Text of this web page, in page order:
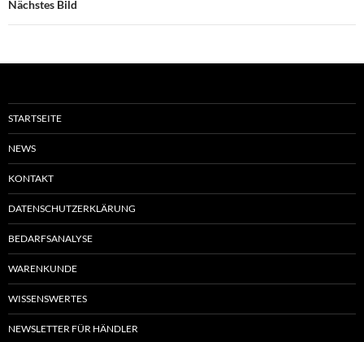
Nächstes Bild
STARTSEITE
NEWS
KONTAKT
DATENSCHUTZERKLÄRUNG
BEDARFSANALYSE
WARENKUNDE
WISSENSWERTES
NEWSLETTER FÜR HÄNDLER